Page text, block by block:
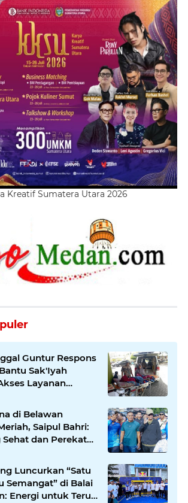
Kreatif Sumatera Utara 2026
Guntur Respons
Sak'Iyah
Layanan
di Belawan
Saipul Bahri:
Sehat dan Perekat
Warga Medan
Luncurkan “Satu
Semangat” di Balai
Energi untuk Terus